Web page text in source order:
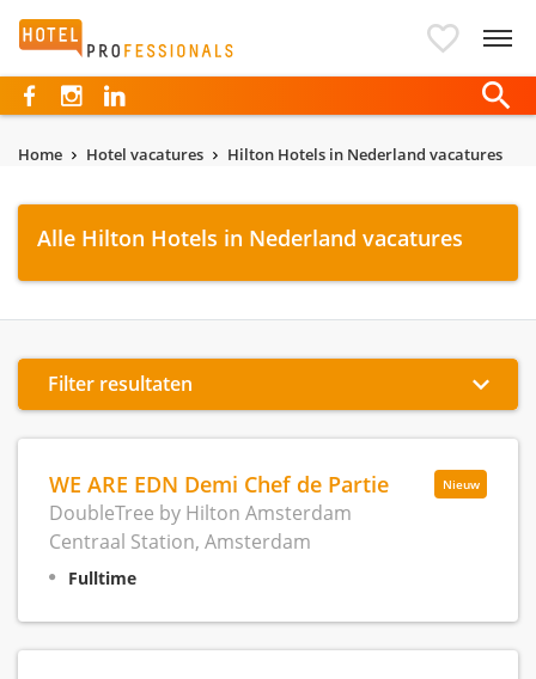
Hotelprofessionals
Home Hotel vacatures Hilton Hotels in Nederland vacatures
Alle Hilton Hotels in Nederland vacatures
Filter resultaten
Nieuw
WE ARE EDN Demi Chef de Partie
DoubleTree by Hilton Amsterdam
Centraal Station, Amsterdam
Fulltime